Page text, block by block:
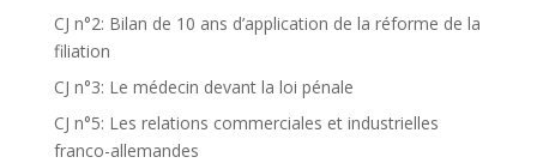
CJ n°2: Bilan de 10 ans d’application de la réforme de la
filiation
CJ n°3: Le médecin devant la loi pénale
CJ n°5: Les relations commerciales et industrielles
franco-allemandes